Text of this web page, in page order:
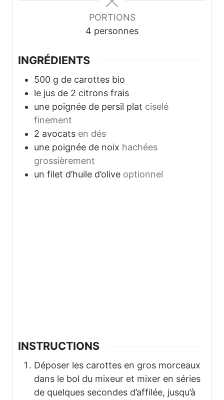
PORTIONS
4 personnes
INGRÉDIENTS
500 g de carottes bio
le jus de 2 citrons frais
une poignée de persil plat ciselé
finement
2 avocats en dés
une poignée de noix hachées
grossièrement
un filet d’huile d’olive optionnel
INSTRUCTIONS
Déposer les carottes en gros morceaux
dans le bol du mixeur et mixer en séries
de quelques secondes d’affilée, jusqu’à